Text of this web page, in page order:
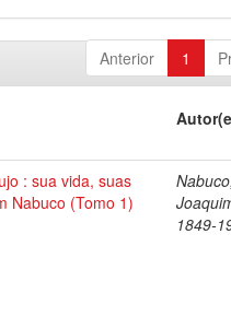
Anterior 1
: sua vida, suas
Nabuco (Tomo 1)
Nabuco,
1849-